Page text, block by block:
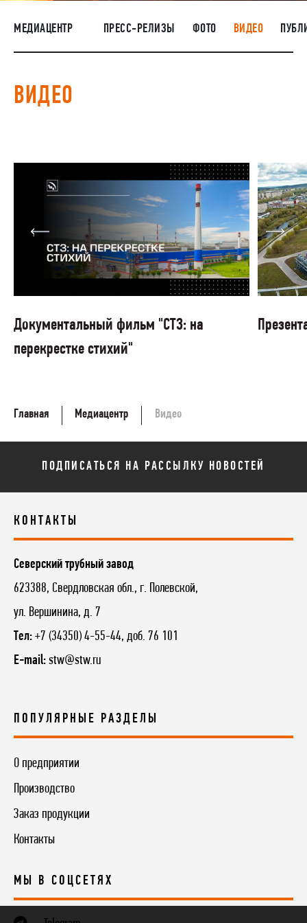
НАШИ ЛЮДИ
ОКРУЖАЮЩАЯ СРЕДА
ЗАКУПКИ
МЕДИАЦЕНТР ПРЕСС-РЕЛИЗЫ ФОТО ВИДЕО
ВИДЕО
Документальный фильм "СТЗ: на
перекрестке стихий"
Главная Медиацентр Видео
ПОДПИСАТЬСЯ НА РАССЫЛКУ НОВОСТЕЙ
КОНТАКТЫ
Северский трубный завод
623388, Свердловская обл., г. Полевской,
ул. Вершинина, д. 7
Тел: +7 (34350) 4-55-44, доб. 76 101
E-mail: stw@stw.ru
ПОПУЛЯРНЫЕ РАЗДЕЛЫ
О предприятии
Производство
Заказ продукции
Контакты
МЫ В СОЦСЕТЯХ